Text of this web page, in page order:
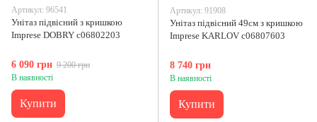
Артикул: 96541
Унітаз підвісний з кришкою
Imprese DOBRY c06802203
6 090 грн 9 200 грн
В наявності
Купити
Артикул: 91908
Унітаз підвісний 49см з кришкою
Imprese KARLOV c06807603
8 740 грн
В наявності
Купити